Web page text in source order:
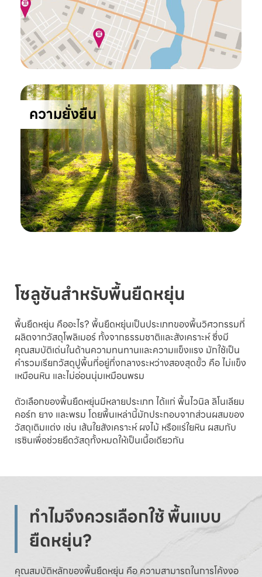
ความยั่งยืน
โซลูชันสำหรับพื้นยืดหยุ่น
พื้นยืดหยุ่น คืออะไร? พื้นยืดหยุ่นเป็นประเภทของพื้นวิศวกรรมที่
ผลิตจากวัสดุโพลิเมอร์ ทั้งจากธรรมชาติและสังเคราะห์ ซึ่งมี
คุณสมบัติเด่นในด้านความทนทานและความแข็งแรง มักใช้เป็น
คำรวมเรียกวัสดุปูพื้นที่อยู่กึ่งกลางระหว่างสองสุดขั้ว คือ ไม่แข็ง
เหมือนหิน และไม่อ่อนนุ่มเหมือนพรม
ตัวเลือกของพื้นยืดหยุ่นมีหลายประเภท ได้แก่ พื้นไวนิล ลิโนเลียม
คอร์ก ยาง และพรม โดยพื้นเหล่านี้มักประกอบจากส่วนผสมของ
วัสดุเติมแต่ง เช่น เส้นใยสังเคราะห์ ผงไม้ หรือแร่ใยหิน ผสมกับ
เรซินเพื่อช่วยยึดวัสดุทั้งหมดให้เป็นเนื้อเดียวกัน
ทำไมจึงควรเลือกใช้ พื้นแบบ
ยืดหยุ่น?
คุณสมบัติหลักของพื้นยืดหยุ่น คือ ความสามารถในการโค้งงอ